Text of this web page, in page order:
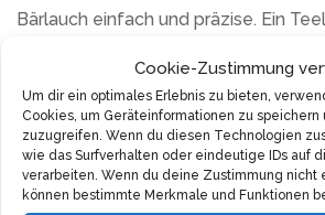
Cookie-Zustimmung
Um dir ein optimales Erlebnis zu bieten,
Cookies, um Geräteinformationen zu
zuzugreifen. Wenn du diesen Technologien
wie das Surfverhalten oder eindeutige IDs auf
verarbeiten. Wenn du deine Zustimmung nicht
können bestimmte Merkmale und Funktionen
Bärlauch einfach und präzise. Ein
zu Kartoffelgerichten, Suppen,
Kräuterbutter.
Der Bio-Bärlauch stammt von
Bauernhöfen, die nach strengen